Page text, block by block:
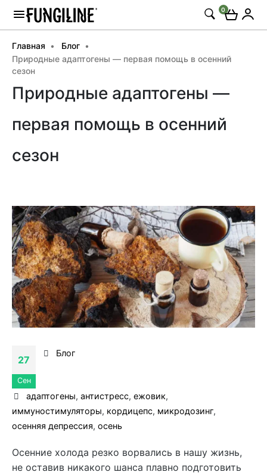
0
Главная
Блог
Природные адаптогены — первая помощь в осенний
сезон
Природные адаптогены —
первая помощь в осенний
сезон
27
Сен
Блог
адаптогены,антистресс,ежовик,
иммуностимуляторы, кордицепс, микродозинг,
осенняя депрессия, осень
Осенние холода резко ворвались в нашу жизнь,
не оставив никакого шанса плавно подготовить